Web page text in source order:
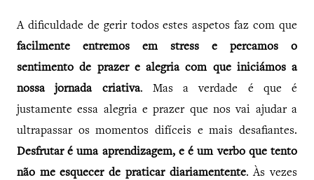
A dificuldade de gerir todos estes aspetos faz com que
facilmente entremos em stress e percamos o
sentimento de prazer e alegria com que iniciámos a
nossa jornada criativa. Mas a verdade é que é
justamente essa alegria e prazer que nos vai ajudar a
ultrapassar os momentos difíceis e mais desafiantes.
Desfrutar é uma aprendizagem, e é um verbo que tento
não me esquecer de praticar diariamentente. Às vezes